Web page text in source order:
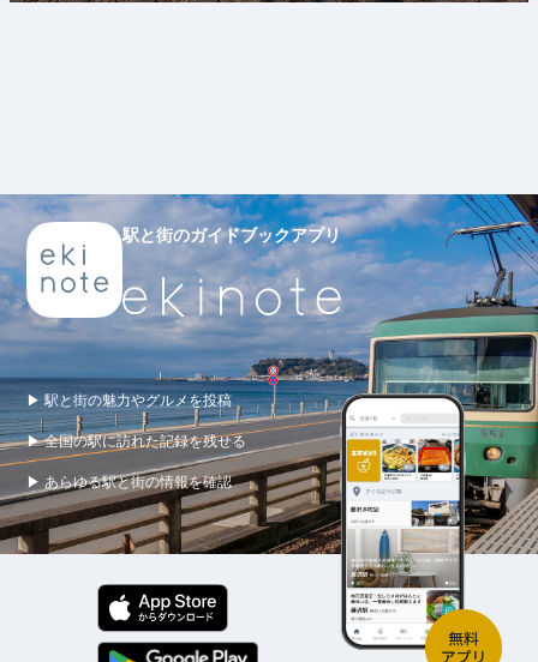
駅と街のガイドブックアプリ
▶ 駅と街の魅力やグルメを投稿
▶ 全国の駅に訪れた記録を残せる
▶ あらゆる駅と街の情報を確認